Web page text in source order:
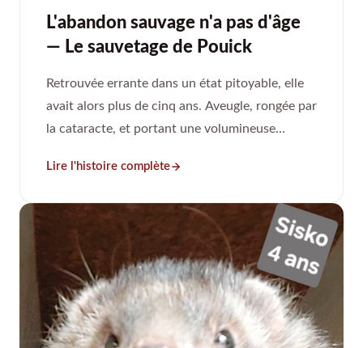
L'abandon sauvage n'a pas d'âge
— Le sauvetage de Pouick
Retrouvée errante dans un état pitoyable, elle
avait alors plus de cinq ans. Aveugle, rongée par
la cataracte, et portant une volumineuse
Lire l'histoire complète